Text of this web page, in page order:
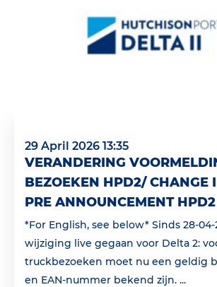
29 April 2026 13:35
VERANDERING
BEZOEKEN HPD2/ CHANGE
PRE ANNOUNCEMENT HPD2
*For English, see below* Sinds 28-04-
wijziging live gegaan voor Delta 2:
truckbezoeken moet nu een geldig
en EAN‑nummer bekend zijn. ...